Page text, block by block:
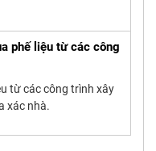
phế liệu từ các công
từ các công trình xây
xác nhà.